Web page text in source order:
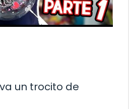
un trocito de